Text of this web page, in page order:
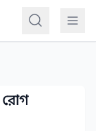
রোগ